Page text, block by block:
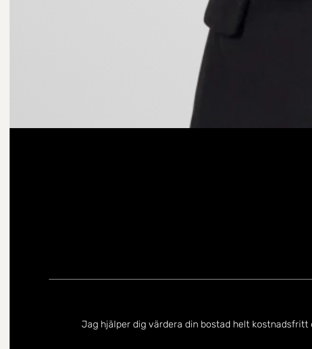
Jag hjälper dig värdera din bostad helt kostnadsfritt